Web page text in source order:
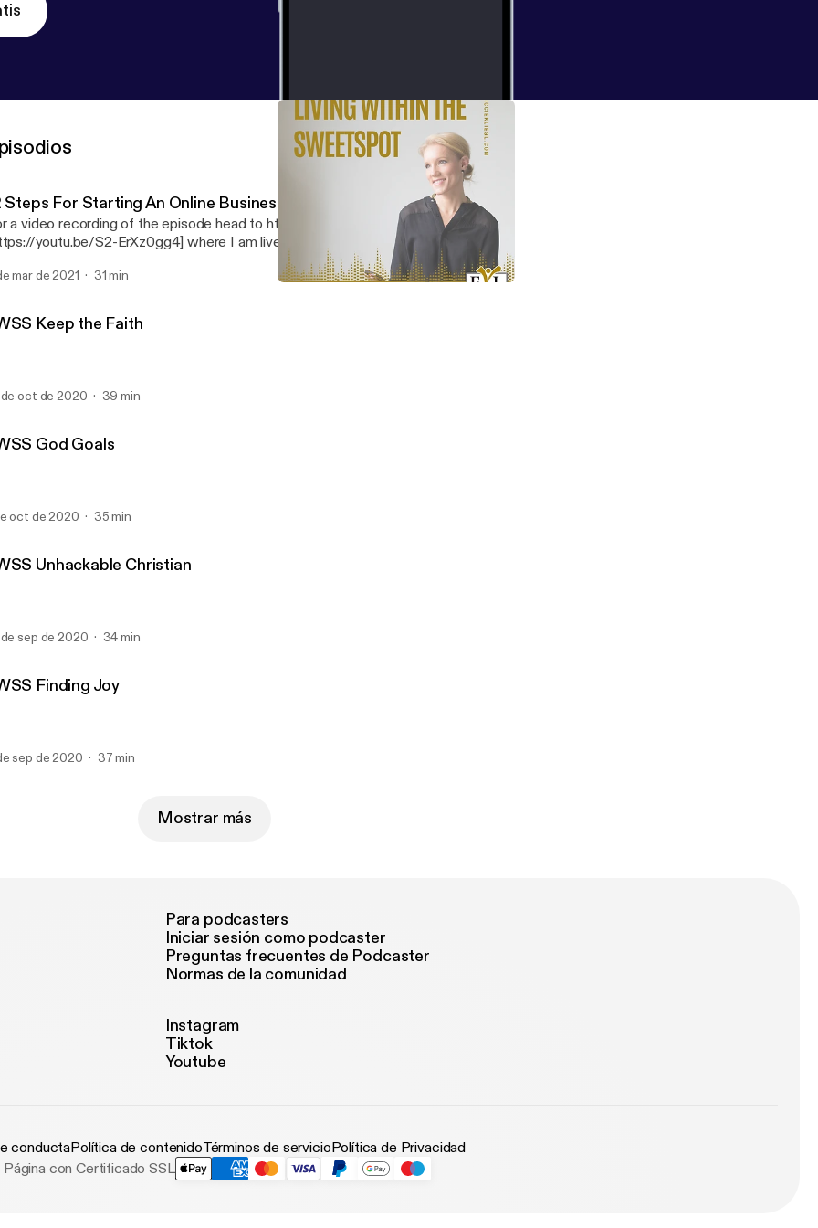
Steps For Starting An Online Business
a video recording of the episode head to https://youtu.be/S2-ErXz0gg4
youtu.be/S2-ErXz0gg4] where I am live doing this training and offering free
mar de 2021 31 min
Keep the Faith
de oct de 2020 39 min
God Goals
oct de 2020 35 min
Unhackable Christian
sep de 2020 34 min
Finding Joy
sep de 2020 37 min
Mostrar más
Para podcasters
Iniciar sesión como podcaster
Preguntas frecuentes de Podcaster
Normas de la comunidad
Instagram
Tiktok
Youtube
conductaPolítica de contenidoTérminos de servicioPolítica de Privacidad
Página con Certificado SSL